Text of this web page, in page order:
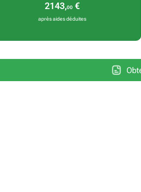
2143,00€
après aides déduites